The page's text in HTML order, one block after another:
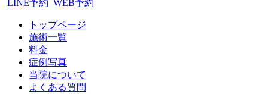
LINE予約 WEB予約
トップページ
施術一覧
料金
症例写真
当院について
よくある質問